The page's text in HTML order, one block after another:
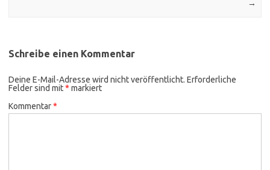
→
Schreibe einen Kommentar
Deine E-Mail-Adresse wird nicht veröffentlicht. Erforderliche
Felder sind mit* markiert
Kommentar*